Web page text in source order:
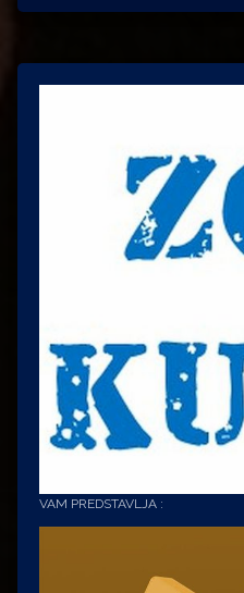
Enterprise
William
VAM PREDSTAVLJA :